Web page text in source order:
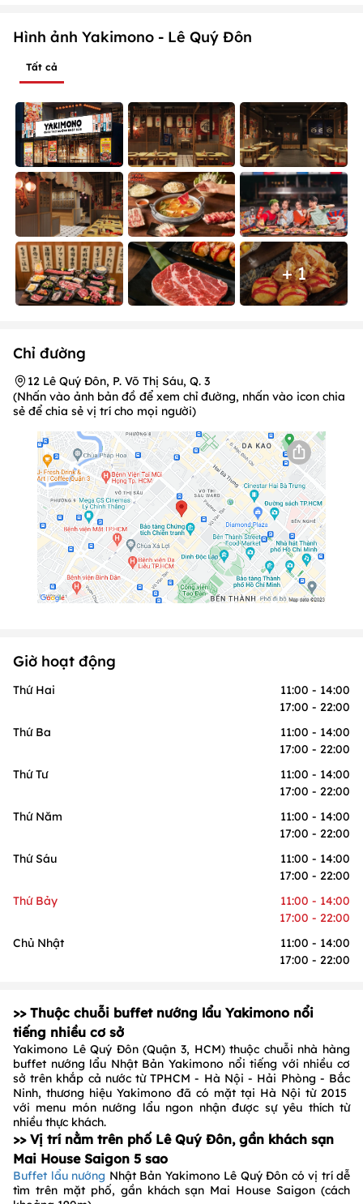
Hình ảnh Yakimono - Lê Quý Đôn
Tất cả
+ 1
Chỉ đường
12 Lê Quý Đôn, P. Võ Thị Sáu, Q. 3
(Nhấn vào ảnh bản đồ để xem chỉ đường, nhấn vào icon chia
sẻ để chia sẻ vị trí cho mọi người)
Giờ hoạt động
Thứ Hai
11:00 - 14:00
17:00 - 22:00
Thứ Ba
11:00 - 14:00
17:00 - 22:00
Thứ Tư
11:00 - 14:00
17:00 - 22:00
Thứ Năm
11:00 - 14:00
17:00 - 22:00
Thứ Sáu
11:00 - 14:00
17:00 - 22:00
Thứ Bảy
11:00 - 14:00
17:00 - 22:00
Chủ Nhật
11:00 - 14:00
17:00 - 22:00
>> Thuộc chuỗi buffet nướng lẩu Yakimono nổi
tiếng nhiều cơ sở
Yakimono Lê Quý Đôn (Quận 3, HCM) thuộc chuỗi nhà hàng
buffet nướng lẩu Nhật Bản Yakimono nổi tiếng với nhiều cơ
sở trên khắp cả nước từ TPHCM - Hà Nội - Hải Phòng - Bắc
Ninh, thương hiệu Yakimono đã có mặt tại Hà Nội từ 2015
với menu món nướng lẩu ngon nhận được sự yêu thích từ
nhiều thực khách.
>> Vị trí nằm trên phố Lê Quý Đôn, gần khách sạn
Mai House Saigon 5 sao
Buffet lẩu nướng Nhật Bản Yakimono Lê Quý Đôn có vị trí dễ
tìm trên mặt phố, gần khách sạn Mai House Saigon (cách